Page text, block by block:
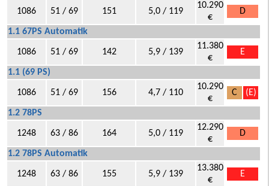
1086 51 / 69 151 5,0 / 119
10.290
€
D
1.1 67PS Automatik
1086 51 / 69 142 5,9 / 139
11.380
€
E
1.1 (69 PS)
1086 51 / 69 156 4,7 / 110
10.290
€
C (E)
1.2 78PS
1248 63 / 86 164 5,0 / 119
12.290
€
D
1.2 78PS Automatik
1248 63 / 86 155 5,9 / 139
13.380
€
E